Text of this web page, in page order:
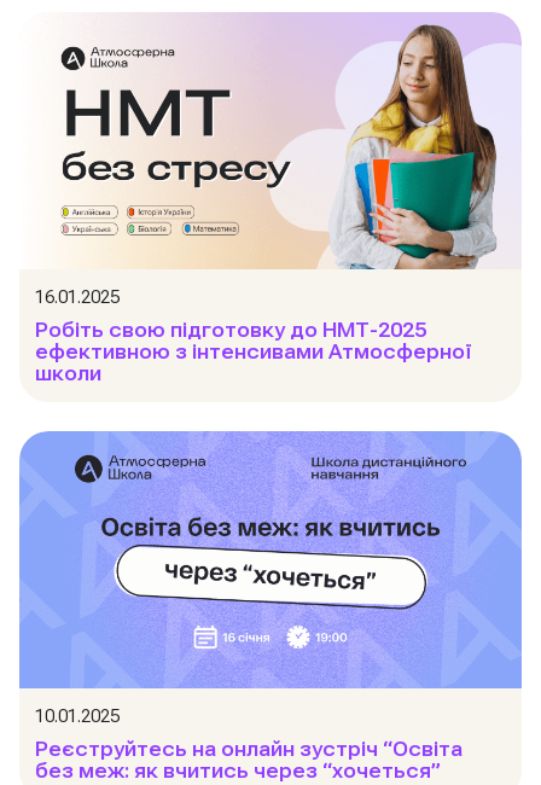
16.01.2025
Робіть свою підготовку до НМТ-2025
ефективною з інтенсивами Атмосферної
школи
10.01.2025
Реєструйтесь на онлайн зустріч “Освіта
без меж: як вчитись через “хочеться”